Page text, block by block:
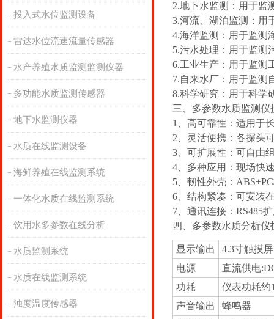
投入式水位监测设备
雷达水位流速流量传感器
水产养殖水质监测监测仪器
多功能水质监测传感器
地下水监测仪器
水质在线监测设备
海鲜养殖在线监测系统
一体化水质在线监测系统
饮用水多参数在线分析
水质监测系统
水质在线监测系统
浊度温度传感器
2.地下水监测：用于监
3.河流、湖泊监测：用
4.海洋监测：用于监测
5.污水处理：用于监测
6.工业生产：用于监测
7.自来水厂：用于监测
8.科学研究：用于科学
三、多参数水质监测仪
1、高可靠性：适用于
2、灵活便携：各探头
3、可扩展性：可自由
4、多种应用：现场快
5、韧性外壳：
6、结构紧凑：可安装
7、通讯连接：RS485
四、多参数水质分析仪
显示输出
4.3寸触摸
电源
直流供电
功耗
仪表功耗约
声音输出
蜂鸣器